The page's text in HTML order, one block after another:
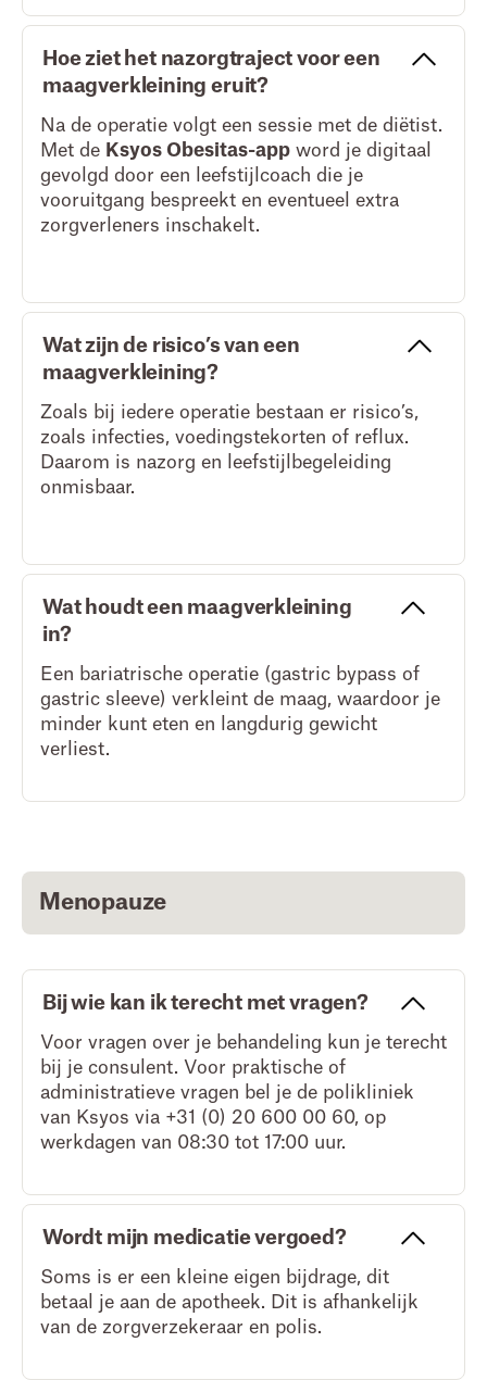
Hoe ziet het nazorgtraject voor een
maagverkleining eruit?
Na de operatie volgt een sessie met de diëtist.
Met de Ksyos Obesitas-app word je digitaal
gevolgd door een leefstijlcoach die je
vooruitgang bespreekt en eventueel extra
zorgverleners inschakelt.
Wat zijn de risico’s van een
maagverkleining?
Zoals bij iedere operatie bestaan er risico’s,
zoals infecties, voedingstekorten of reflux.
Daarom is nazorg en leefstijlbegeleiding
onmisbaar.
Wat houdt een maagverkleining
in?
Een bariatrische operatie (gastric bypass of
gastric sleeve) verkleint de maag, waardoor je
minder kunt eten en langdurig gewicht
verliest.
Menopauze
Bij wie kan ik terecht met vragen?
Voor vragen over je behandeling kun je terecht
bij je consulent. Voor praktische of
administratieve vragen bel je de polikliniek
van Ksyos via +31 (0) 20 600 00 60, op
werkdagen van 08:30 tot 17:00 uur.
Wordt mijn medicatie vergoed?
Soms is er een kleine eigen bijdrage, dit
betaal je aan de apotheek. Dit is afhankelijk
van de zorgverzekeraar en polis.